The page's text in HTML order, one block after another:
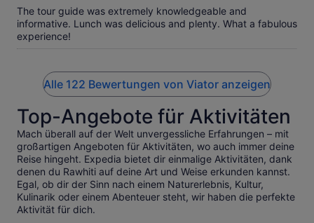
The tour guide was extremely knowledgeable and
informative. Lunch was delicious and plenty. What a fabulous
experience!
Alle 122 Bewertungen von Viator anzeigen
Top-Angebote für Aktivitäten
Mach überall auf der Welt unvergessliche Erfahrungen – mit
großartigen Angeboten für Aktivitäten, wo auch immer deine
Reise hingeht. Expedia bietet dir einmalige Aktivitäten, dank
denen du Rawhiti auf deine Art und Weise erkunden kannst.
Egal, ob dir der Sinn nach einem Naturerlebnis, Kultur,
Kulinarik oder einem Abenteuer steht, wir haben die perfekte
Aktivität für dich.